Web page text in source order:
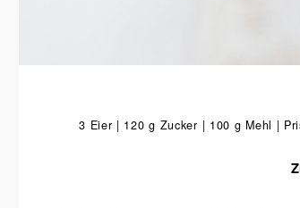
3 Eier | 120 g Zucker | 100 g Mehl |